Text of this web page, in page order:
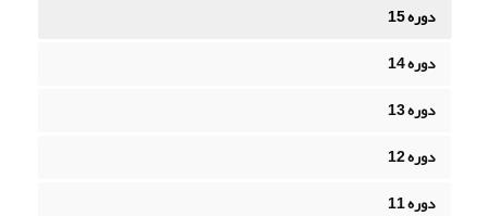
دوره 15
دوره 14
دوره 13
دوره 12
دوره 11